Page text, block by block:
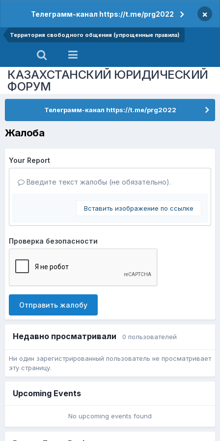
Телеграмм-канал https://t.me/prg2022 ×
Территория свободного общения (упрощенные правила)
КАЗАХСТАНСКИЙ ЮРИДИЧЕСКИЙ
ФОРУМ
Телеграмм-канал https://t.me/prg2022
Жалоба
Your Report
Введите текст жалобы (не обязательно).
Вставить изображение по ссылке
Проверка безопасности
Отправить жалобу
Недавно просматривали 0 пользователей
Ни один зарегистрированный пользователь не просматривает
эту страницу.
Upcoming Events
No upcoming events found